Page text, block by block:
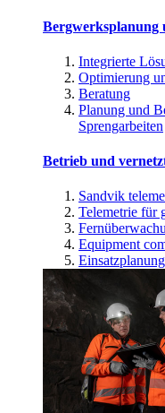
Bergwerksplanung
Integrierte
Optimierung
Beratung
Planung und
Sprengarbeiten
Betrieb und
Sandvik
Telemetrie für
Equipment